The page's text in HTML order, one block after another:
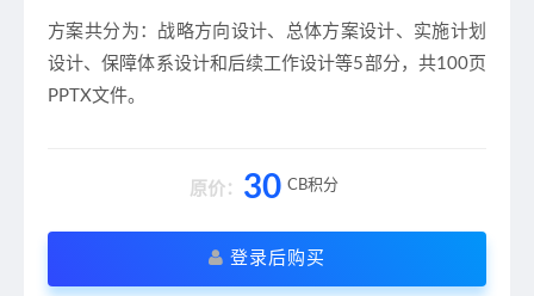
方案​共分为：战略方向设计、总体方案设计、实施计划
设计、保障体系设计和后续工作设计等5部分，共100页
PPTX文件。
原价： 30 CB积分
登录后购买